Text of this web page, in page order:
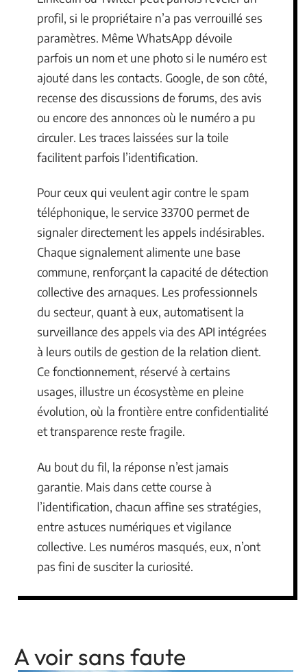
profil, si le propriétaire n’a pas verrouillé ses
paramètres. Même WhatsApp dévoile
parfois un nom et une photo si le numéro est
ajouté dans les contacts. Google, de son côté,
recense des discussions de forums, des avis
ou encore des annonces où le numéro a pu
circuler. Les traces laissées sur la toile
facilitent parfois l’identification.
Pour ceux qui veulent agir contre le spam
téléphonique, le service 33700 permet de
signaler directement les appels indésirables.
Chaque signalement alimente une base
commune, renforçant la capacité de détection
collective des arnaques. Les professionnels
du secteur, quant à eux, automatisent la
surveillance des appels via des API intégrées
à leurs outils de gestion de la relation client.
Ce fonctionnement, réservé à certains
usages, illustre un écosystème en pleine
évolution, où la frontière entre confidentialité
et transparence reste fragile.
Au bout du fil, la réponse n’est jamais
garantie. Mais dans cette course à
l’identification, chacun affine ses stratégies,
entre astuces numériques et vigilance
collective. Les numéros masqués, eux, n’ont
pas fini de susciter la curiosité.
A voir sans faute